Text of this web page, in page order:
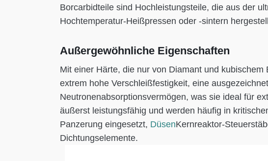
Borcarbidteile sind Hochleistungsteile, die aus der
Hochtemperatur-Heißpressen oder -sintern
Außergewöhnliche Eigenschaften
Mit einer Härte, die nur von Diamant und
extrem hohe Verschleißfestigkeit, eine
Neutronenabsorptionsvermögen, was sie ideal für
äußerst leistungsfähig und werden häufig in
Panzerung eingesetzt, DüsenKernreaktor-
Dichtungselemente.